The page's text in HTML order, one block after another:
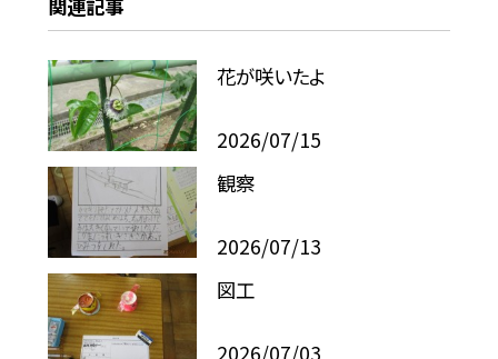
関連記事
花が咲いたよ
2026/07/15
観察
2026/07/13
図工
2026/07/03